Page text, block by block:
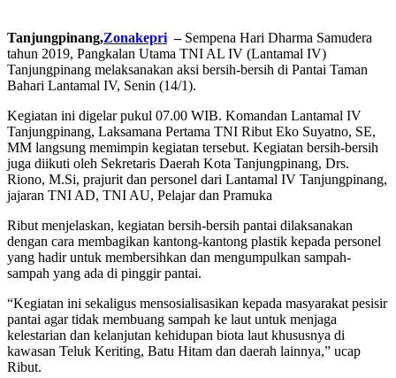
Tanjungpinang,Zonakepri –Sempena Hari Dharma Samudera
tahun 2019, Pangkalan Utama TNI AL IV (Lantamal IV)
Tanjungpinang melaksanakan aksi bersih-bersih di Pantai Taman
Bahari Lantamal IV, Senin (14/1).
Kegiatan ini digelar pukul 07.00 WIB. Komandan Lantamal IV
Tanjungpinang, Laksamana Pertama TNI Ribut Eko Suyatno, SE,
MM langsung memimpin kegiatan tersebut. Kegiatan bersih-bersih
juga diikuti oleh Sekretaris Daerah Kota Tanjungpinang, Drs.
Riono, M.Si, prajurit dan personel dari Lantamal IV Tanjungpinang,
jajaran TNI AD, TNI AU, Pelajar dan Pramuka
Ribut menjelaskan, kegiatan bersih-bersih pantai dilaksanakan
dengan cara membagikan kantong-kantong plastik kepada personel
yang hadir untuk membersihkan dan mengumpulkan sampah-
sampah yang ada di pinggir pantai.
“Kegiatan ini sekaligus mensosialisasikan kepada masyarakat pesisir
pantai agar tidak membuang sampah ke laut untuk menjaga
kelestarian dan kelanjutan kehidupan biota laut khususnya di
kawasan Teluk Keriting, Batu Hitam dan daerah lainnya,” ucap
Ribut.